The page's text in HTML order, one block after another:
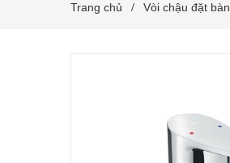
Trang chủ / Vòi chậu đặt bàn